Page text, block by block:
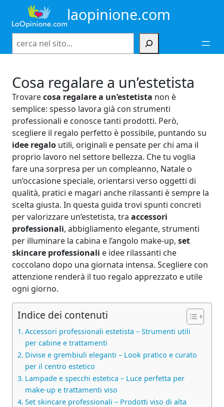
contenuto
laopinione.com
Cosa regalare a un’estetista
Trovarecosa regalare a un’estetista non è
semplice: spesso lavora già con strumenti
professionali e conosce tanti prodotti. Però,
scegliere il regalo perfetto è possibile, puntando su
idee regalo utili, originali e pensate per chi ama il
proprio lavoro nel settore bellezza. Che tu voglia
fare una sorpresa per un compleanno, Natale o
un’occasione speciale, orientarsi verso oggetti di
qualità, pratici e magari anche rilassanti è sempre la
scelta giusta. In questa guida trovi spunti concreti
per valorizzare un’estetista, tra accessori
professionali, abbigliamento elegante, strumenti
per illuminare la cabina e l’angolo make-up, set
skincare professionali e idee rilassanti che
coccolano dopo una giornata intensa. Scegliere con
attenzione renderà il tuo regalo apprezzato e utile
ogni giorno.
Indice dei contenuti
Accessori professionali estetista – Strumenti utili
per cabine e trattamenti
Divise e grembiuli eleganti – Look pratico e curato
per il centro estetico
Lampade e specchi estetica – Luce perfetta per
make-up e trattamenti viso
Set skincare professionali – Prodotti viso di alta